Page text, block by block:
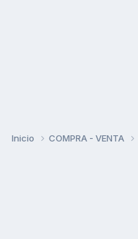
Inicio COMPRA - VENTA